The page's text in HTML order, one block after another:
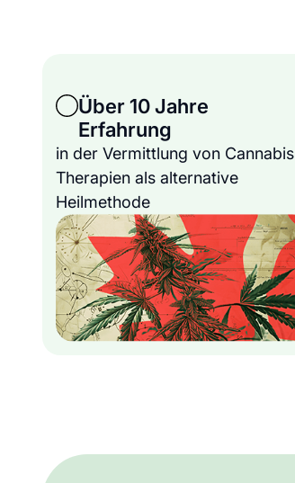
Über 10 Jahre
Erfahrung
in der Vermittlung von Cannabis
Therapien als alternative
Heilmethode